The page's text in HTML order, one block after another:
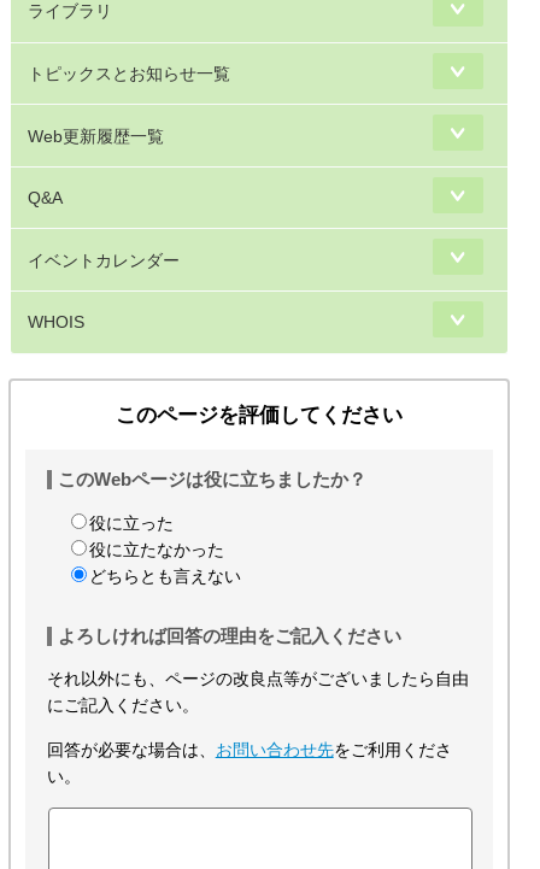
ライブラリ
トピックスとお知らせ一覧
Web更新履歴一覧
Q&A
イベントカレンダー
WHOIS
このページを評価してください
このWebページは役に立ちましたか？
役に立った
役に立たなかった
どちらとも言えない
よろしければ回答の理由をご記入ください
それ以外にも、ページの改良点等がございましたら自由
にご記入ください。
回答が必要な場合は、 お問い合わせ先をご利用くださ
い。